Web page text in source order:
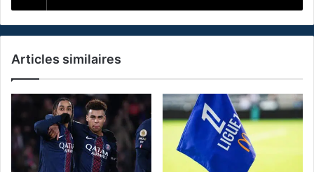
Articles similaires